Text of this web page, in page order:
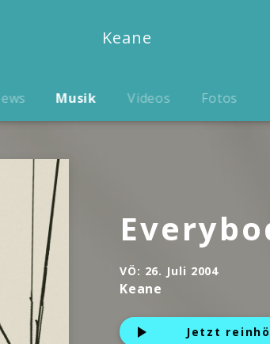
Keane
Musik Videos Fotos
VÖ: 26. Juli 2004
Keane
Jetzt